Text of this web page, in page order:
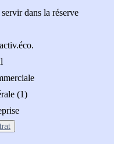
dans la réserve
(1)